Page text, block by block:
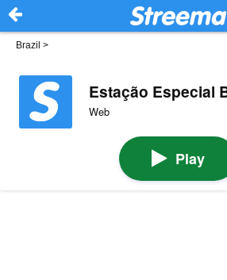
Brazil >
Estação Especial
Web
Play